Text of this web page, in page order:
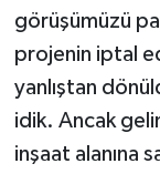
görüşümüzü
projenin iptal
yanlıştan
idik. Ancak
inşaat alanına